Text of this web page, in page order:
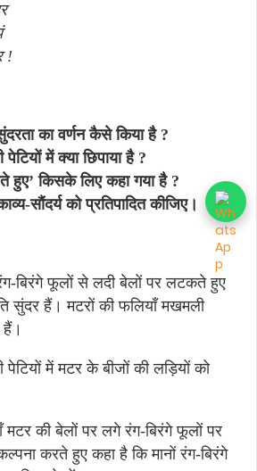
!
का वर्णन कैसे किया है ?
में क्या छिपाया है ?
हुए’ किसके लिए कहा गया है ?
सौंदर्य को प्रतिपादित कीजिए।
बिरंगे फूलों से लदी बेलों पर लटकते हुए
सुंदर हैं। मटरों की फलियाँ मखमली
में मटर के बीजों की लड़ियों को
मटर की बेलों पर लगे रंग-बिरंगे फूलों पर
करते हुए कहा है कि मानों रंग-बिरंगे